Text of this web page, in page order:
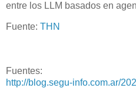
entre los LLM basados ​​en
Fuente: THN
Fuentes:
http://blog.segu-info.com.ar/